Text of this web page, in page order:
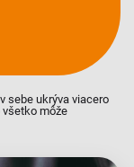
sebe ukrýva viacero
všetko môže